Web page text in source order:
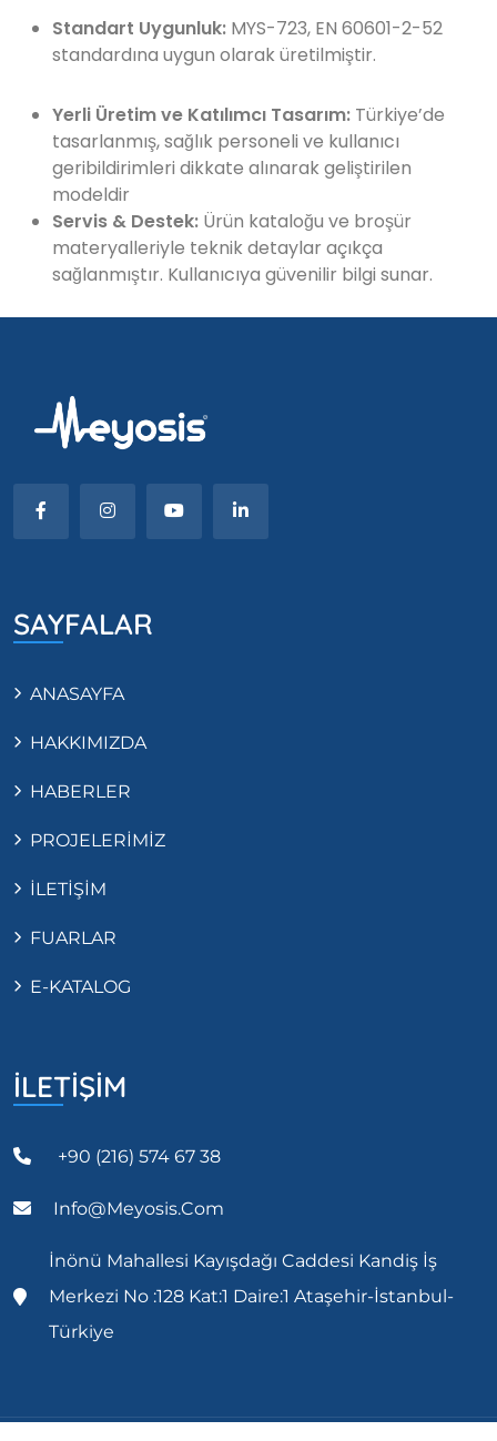
Standart Uygunluk: MYS-723, EN 60601-2-52
standardına uygun olarak üretilmiştir.
Yerli Üretim ve Katılımcı Tasarım: Türkiye’de
tasarlanmış, sağlık personeli ve kullanıcı
geribildirimleri dikkate alınarak geliştirilen
modeldir
Servis & Destek: Ürün kataloğu ve broşür
materyalleriyle teknik detaylar açıkça
sağlanmıştır. Kullanıcıya güvenilir bilgi sunar.
SAYFALAR
ANASAYFA
HAKKIMIZDA
HABERLER
PROJELERİMİZ
İLETİŞİM
FUARLAR
E-KATALOG
İLETİŞİM
+90 (216) 574 67 38
Info@meyosis.com
İnönü Mahallesi Kayışdağı Caddesi Kandiş İş
Merkezi No :128 Kat:1 Daire:1 Ataşehir-İstanbul-
Türkiye